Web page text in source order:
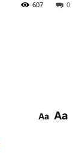
0
607
Aa Aa